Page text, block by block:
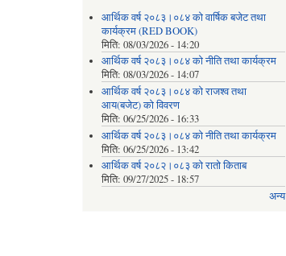
आर्थिक वर्ष २०८३।०८४ को वार्षिक बजेट तथा
कार्यक्रम (RED BOOK)
मिति: 08/03/2026 - 14:20
आर्थिक वर्ष २०८३।०८४ को नीति तथा कार्यक्रम
मिति: 08/03/2026 - 14:07
आर्थिक वर्ष २०८३।०८४ को राजश्व तथा
आय(बजेट) को विवरण
मिति: 06/25/2026 - 16:33
आर्थिक वर्ष २०८३।०८४ को नीति तथा कार्यक्रम
मिति: 06/25/2026 - 13:42
आर्थिक वर्ष २०८२।०८३ को रातो किताब
मिति: 09/27/2025 - 18:57
अन्य